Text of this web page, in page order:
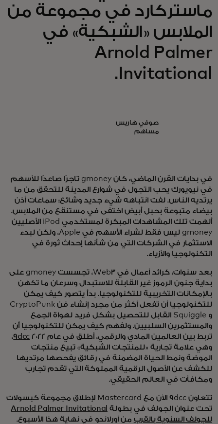
ماستركارد في مجموعة من
الملابس «الشبكية» في
Arnold Palmer
Invitational.
صوفي هاريس
مساهم
في بدايات القرن الماضي، كان gmoney تاجرًا صاعدًا للأسهم
في نيويورك يحب التجول في شوارع المدينة للتحقق من ما
يرتديه الناس. لفت انتباهه شيء جديد وشائع: سماعات أذن
بيضاء متبوعة بحبل أبيض اختفى في مستنقع من الملابس.
ألهمت تلك المشاهدات المبكرة لمستخدمي iPod الأصليين
gmoney ليس فقط لشراء الأسهم في Apple، ولكن لبدء
الاستثمار في الشركات التي من شأنها إحداث ثورة في
التكنولوجيا والأزياء.
بعد سنوات، كرائد أعمال في Web3، تجسست gmoney على
بداية جنون الرموز غير القابلة للاستبدال وسرعان ما تكهن
بالإمكانات التخريبية للتكنولوجيا. بدأ يتصور كيف يمكن
للتكنولوجيا أن تفعل أكثر من مجرد إنشاء فن CryptoPunk
و Squiggle القابل للتحصيل بشكل فريد لهواة الجمع
والمستثمرين السلبيين. ولفهم كيف يمكن للتكنولوجيا أن
تربط بين العالمين المادي والرقمي، أطلق في عام 2022
9dcc،
وهي علامة تجارية «للمنتجات الشبكية» تبيع منتجات
الموضة ونمط الحياة المضمنة في رقائق يفحصها مرتديها
للكشف عن الأصول الرقمية المملوكة التي تقدم تجارب
ومكافآت في العالم الحقيقي.
تتعاون 9dcc الآن مع Mastercard لإطلاق مجموعة كبسولات
تحت عنوان الجولف في بطولة Arnold Palmer Invitational
للجولف السنوية بالقرب من أورلاندو في نهاية هذا الأسبوع.